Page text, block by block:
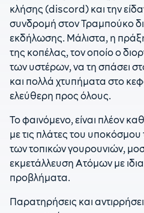
κλήσης (discord) και την
συνδρομή στον Τραμπούκο
εκδήλωσης. Μάλιστα, η
της κοπέλας, τον οποίο ο
των υστέρων, να τη σπάσει
και πολλά χτυπήματα στο
ελεύθερη προς όλους.
Το φαινόμενο, είναι πλέον
με τις πλάτες του υποκόσμου
των τοπικών γουρουνιών,
εκμετάλλευση Ατόμων με
προβλήματα.
Παρατηρήσεις και